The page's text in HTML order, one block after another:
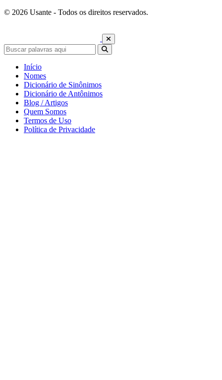
© 2026 Usante - Todos os direitos reservados.
Início
Nomes
Dicionário de Sinônimos
Dicionário de Antônimos
Blog / Artigos
Quem Somos
Termos de Uso
Política de Privacidade